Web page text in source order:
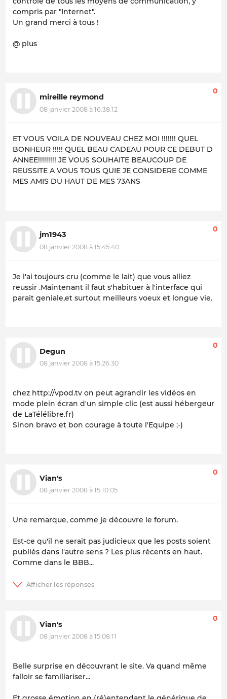
compris par "Internet".
Un grand merci à tous !
@ plus
mireille reymond
08 janvier 2008 à 16:38:12
0
ET VOUS VOILA DE NOUVEAU CHEZ MOI !!!!!!! QUEL
BONHEUR !!!!! QUEL BEAU CADEAU POUR CE DEBUT D
ANNEE!!!!!!!!! JE VOUS SOUHAITE BEAUCOUP DE
REUSSITE A VOUS TOUS QUIE JE CONSIDERE COMME
MES AMIS DU HAUT DE MES 73ANS
jm1943
08 janvier 2008 à 15:45:40
0
Je l'ai toujours cru (comme le lait) que vous alliez
reussir .Maintenant il faut s'habituer à l'interface qui
parait geniale,et surtout meilleurs voeux et longue vie.
Degun
08 janvier 2008 à 15:26:30
0
chez http://vpod.tv on peut agrandir les vidéos en
mode plein écran d'un simple clic (est aussi hébergeur
de LaTélélibre.fr)
Sinon bravo et bon courage à toute l'Equipe ;-)
Vian's
08 janvier 2008 à 15:10:05
0
Une remarque, comme je découvre le forum.
Est-ce qu'il ne serait pas judicieux que les posts soient
publiés dans l'autre sens ? Les plus récents en haut.
Comme dans le BBB...
Vian's
08 janvier 2008 à 15:08:11
0
Belle surprise en découvrant le site. Va quand même
falloir se familiariser...